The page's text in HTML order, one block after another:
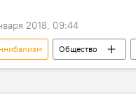
2018, 09:44
Общество